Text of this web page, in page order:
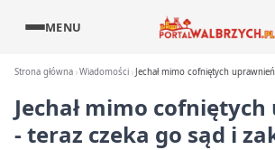
MENU
Strona główna Wiadomości Jechał mimo cofniętych
Jechał mimo
- teraz czeka go sąd i